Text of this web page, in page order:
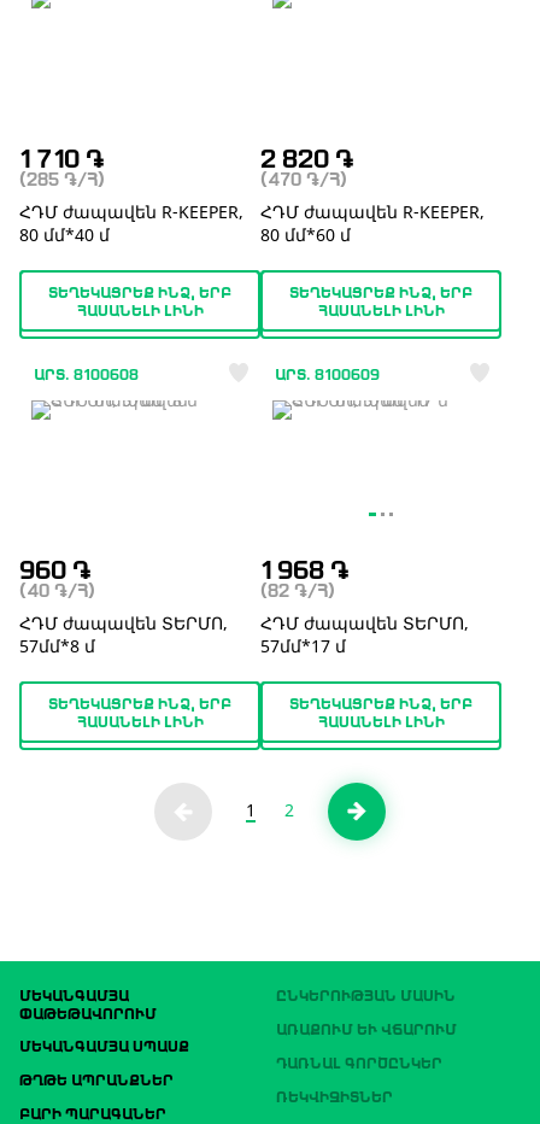
1 710 ֏
(285 ֏ /Հ)
ՀԴՄ ժապավեն R-KEEPER,
80 մմ*40 մ
ՏԵՂԵԿԱՑՐԵՔ ԻՆՁ, ԵՐԲ
ՀԱՍԱՆԵԼԻ ԼԻՆԻ
2 820 ֏
(470 ֏ /Հ)
ՀԴՄ ժապավեն R-KEEPER,
80 մմ*60 մ
ՏԵՂԵԿԱՑՐԵՔ ԻՆՁ, ԵՐԲ
ՀԱՍԱՆԵԼԻ ԼԻՆԻ
ԱՐՏ. 8100608
960 ֏
(40 ֏ /Հ)
ՀԴՄ ժապավեն ՏԵՐՄՈ,
57մմ*8 մ
ՏԵՂԵԿԱՑՐԵՔ ԻՆՁ, ԵՐԲ
ՀԱՍԱՆԵԼԻ ԼԻՆԻ
ԱՐՏ. 8100609
1 968 ֏
(82 ֏ /Հ)
ՀԴՄ ժապավեն ՏԵՐՄՈ,
57մմ*17 մ
ՏԵՂԵԿԱՑՐԵՔ ԻՆՁ, ԵՐԲ
ՀԱՍԱՆԵԼԻ ԼԻՆԻ
1 2
ՄԵԿԱՆԳԱՄՅԱ
ՓԱԹԵԹԱՎՈՐՈՒՄ
ՄԵԿԱՆԳԱՄՅԱ ՍՊԱՍՔ
ԹՂԹԵ ԱՊՐԱՆՔՆԵՐ
ԲԱՐԻ ՊԱՐԱԳԱՆԵՐ
ԸՆԿԵՐՈՒԹՅԱՆ ՄԱՍԻՆ
ԱՌԱՔՈՒՄ ԵՒ ՎՃԱՐՈՒՄ
ԴԱՌՆԱԼ ԳՈՐԾԸՆԿԵՐ
ՌԵԿՎԻԶԻՏՆԵՐ